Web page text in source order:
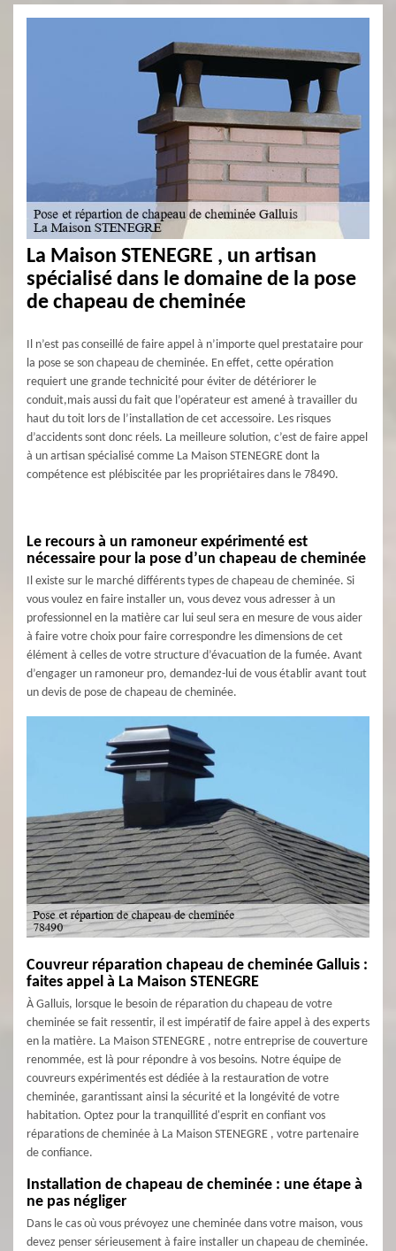
La Maison STENEGRE , un artisan
spécialisé dans le domaine de la pose
de chapeau de cheminée
Il n’est pas conseillé de faire appel à n’importe quel prestataire pour
la pose se son chapeau de cheminée. En effet, cette opération
requiert une grande technicité pour éviter de détériorer le
conduit,mais aussi du fait que l’opérateur est amené à travailler du
haut du toit lors de l’installation de cet accessoire. Les risques
d’accidents sont donc réels. La meilleure solution, c’est de faire appel
à un artisan spécialisé comme La Maison STENEGRE dont la
compétence est plébiscitée par les propriétaires dans le 78490.
Le recours à un ramoneur expérimenté est
nécessaire pour la pose d’un chapeau de cheminée
Il existe sur le marché différents types de chapeau de cheminée. Si
vous voulez en faire installer un, vous devez vous adresser à un
professionnel en la matière car lui seul sera en mesure de vous aider
à faire votre choix pour faire correspondre les dimensions de cet
élément à celles de votre structure d’évacuation de la fumée. Avant
d’engager un ramoneur pro, demandez-lui de vous établir avant tout
un devis de pose de chapeau de cheminée.
Couvreur réparation chapeau de cheminée Galluis :
faites appel à La Maison STENEGRE
À Galluis, lorsque le besoin de réparation du chapeau de votre
cheminée se fait ressentir, il est impératif de faire appel à des experts
en la matière. La Maison STENEGRE , notre entreprise de couverture
renommée, est là pour répondre à vos besoins. Notre équipe de
couvreurs expérimentés est dédiée à la restauration de votre
cheminée, garantissant ainsi la sécurité et la longévité de votre
habitation. Optez pour la tranquillité d'esprit en confiant vos
réparations de cheminée à La Maison STENEGRE , votre partenaire
de confiance.
Installation de chapeau de cheminée : une étape à
ne pas négliger
Dans le cas où vous prévoyez une cheminée dans votre maison, vous
devez penser sérieusement à faire installer un chapeau de cheminée.